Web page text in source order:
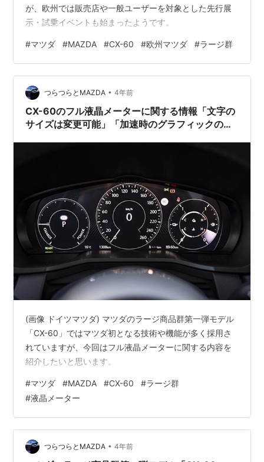
が、欧州では販売店や一般ユーザーを対象とした先行展
示・試乗イベントも始まったようです。
#マツダ #MAZDA #CX-60 #欧州マツダ #ラージ群
つらつらとMAZDA • 4年前
CX-60のフル液晶メーターに関する情報「文字の
サイズは変更可能」「加速時のグラフィックの違
(画像 ドイツマツダ) マツダのラージ商品群第一弾モデル
「CX-60」ではマツダ初となる技術や機能が多く採用さ
れていますが、今回はフル液晶メーターに関する内容を
紹介したいと思います。
#マツダ #MAZDA #CX-60 #ラージ群
#液晶メーター
つらつらとMAZDA • 4年前